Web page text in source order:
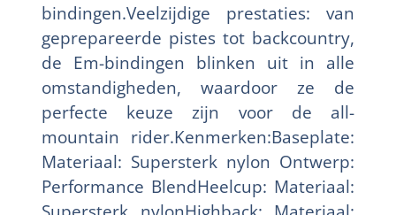
bindingen.Veelzijdige prestaties: van
geprepareerde pistes tot backcountry,
de Em-bindingen blinken uit in alle
omstandigheden, waardoor ze de
perfecte keuze zijn voor de all-
mountain rider.Kenmerken:Baseplate:
Materiaal: Supersterk nylon Ontwerp:
Performance BlendHeelcup: Materiaal: